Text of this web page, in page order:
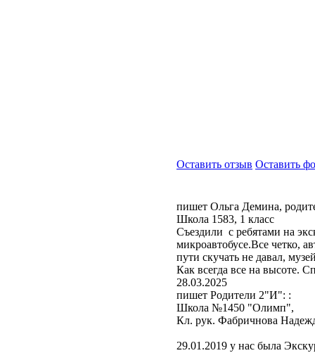
Оставить отзыв Оставить
пишет Ольга Демина,
Школа 1583, 1 класс
Съездили с ребятами на
микроавтобусе.Все четко,
пути скучать не давал,
Как всегда все на высоте.
28.03.2025
пишет Родители 2"И": :
Школа №1450 "Олимп",
Кл. рук. Фабричнова
29.01.2019 у нас была